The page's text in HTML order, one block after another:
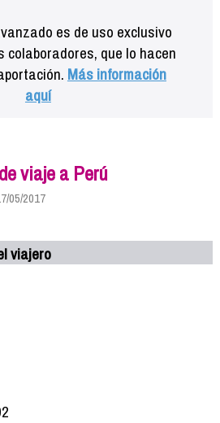
es de uso exclusivo
colaboradores, que lo hacen
Más información
aquí
viaje a Perú
05/2017
viajero